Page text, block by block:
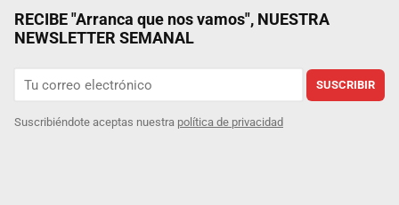
RECIBE "Arranca que nos vamos", NUESTRA
NEWSLETTER SEMANAL
SUSCRIBIR
Suscribiéndote aceptas nuestra política de privacidad